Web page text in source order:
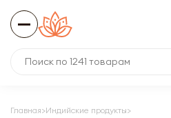
Главная Индийские продукты